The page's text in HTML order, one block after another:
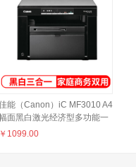
能（Canon）iC MF3010 A4
面黑白激光经济型多功能一
体机（打印/复印/扫描/按需定
￥ 1099.00